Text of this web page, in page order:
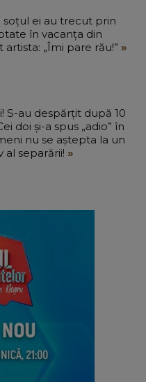
soțul ei au trecut prin
în vacanța din
artista: „Îmi pare rău!”
doi și-a spus „adio” în
nu se aștepta la un
al separării!